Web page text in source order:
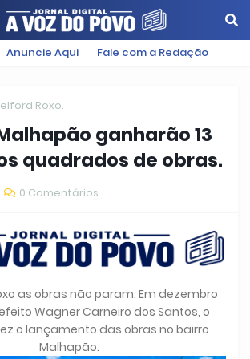
Anuncie Aqui Fale com a Redação
Roxo.
ganharão 13
quadrados de obras.
0 Comentários
as obras não param. Em dezembro
Wagner Carneiro dos Santos, o
o lançamento das obras no bairro
Malhapão.